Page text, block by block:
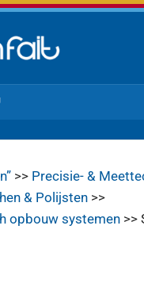
>> Precisie- &
& Polijsten>>
opbouw systemen>>